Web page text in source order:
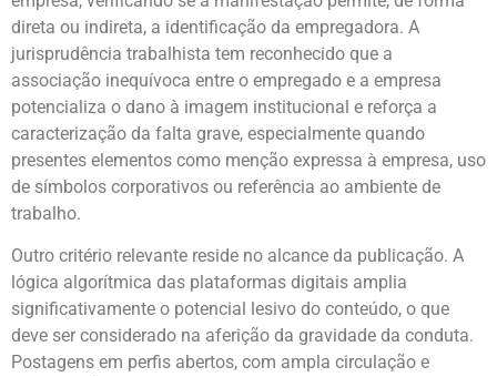
direta ou indireta, a identificação da empregadora. A
jurisprudência trabalhista tem reconhecido que a
associação inequívoca entre o empregado e a empresa
potencializa o dano à imagem institucional e reforça a
caracterização da falta grave, especialmente quando
presentes elementos como menção expressa à empresa, uso
de símbolos corporativos ou referência ao ambiente de
trabalho.
Outro critério relevante reside no alcance da publicação. A
lógica algorítmica das plataformas digitais amplia
significativamente o potencial lesivo do conteúdo, o que
deve ser considerado na aferição da gravidade da conduta.
Postagens em perfis abertos, com ampla circulação e